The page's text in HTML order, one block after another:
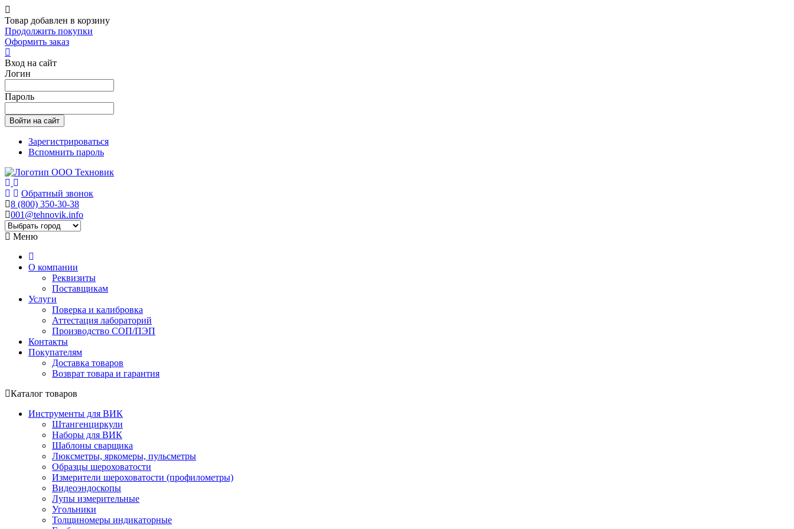
Товар добавлен в корзину
Продолжить покупки
Оформить заказ
Вход на сайт
Логин
Пароль
Зарегистрироваться
Вспомнить пароль
Обратный звонок
8 (800) 350-30-38
001@tehnovik.info
Меню
О компании
Реквизиты
Поставщикам
Услуги
Поверка и калибровка
Аттестация лабораторий
Производство СОП/ПЭП
Контакты
Покупателям
Доставка товаров
Возврат товара и гарантия
Каталог товаров
Инструменты для ВИК
Штангенциркули
Наборы для ВИК
Шаблоны сварщика
Люксметры, яркомеры, пульсметры
Образцы шероховатости
Измерители шероховатости (профилометры)
Видеоэндоскопы
Лупы измерительные
Угольники
Толщиномеры индикаторные